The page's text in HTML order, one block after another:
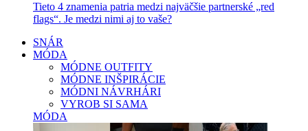
Tieto 4 znamenia patria medzi najväčšie partnerské „red
flags“. Je medzi nimi aj to vaše?
SNÁR
MÓDA
MÓDNE OUTFITY
MÓDNE INŠPIRÁCIE
MÓDNI NÁVRHÁRI
VYROB SI SAMA
MÓDA